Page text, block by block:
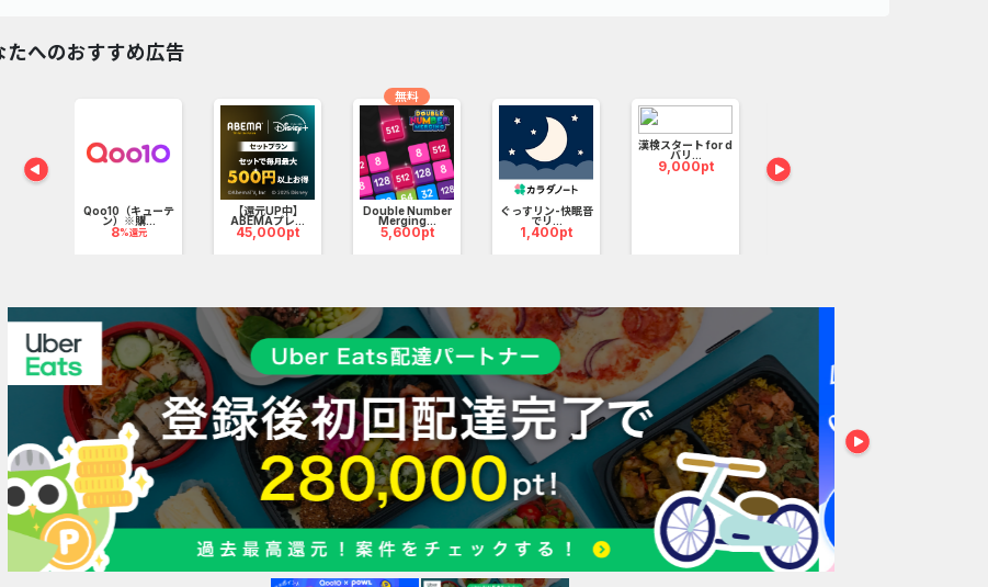
りを始めたばかりの人から計画に不安を持っている人など、様々なユーザーさんに楽しんで頂けますので、資料請求率が非常
の会員登録をすれば、匿名で家づくりのプロに質問や相談が出来るサービスもご利用頂けます。
たへのおすすめ広告
Qoo10（キューテ
ン）※購...
8%還元
【還元UP中】
ABEMAプレ...
45,000pt
Double Number
Merging...
5,600pt
無料
ぐっすリン-快眠音
でリ...
1,400pt
漢検スタート for d
バリ...
9,000pt